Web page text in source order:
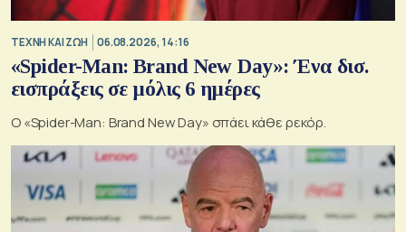
TΕΧΝΗ ΚΑΙ ΖΩΗ 06.08.2026, 14:16
«Spider-Man: Brand New Day»: Ένα δισ.
εισπράξεις σε μόλις 6 ημέρες
Ο «Spider-Man: Brand New Day» σπάει κάθε ρεκόρ.